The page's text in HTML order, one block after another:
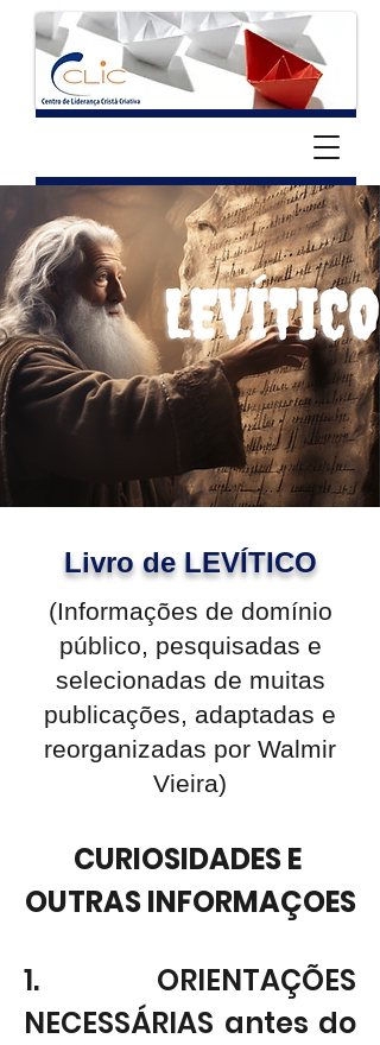
Livro de LEVÍTICO
(Informações de domínio
público, pesquisadas e
selecionadas de muitas
publicações, adaptadas e
reorganizadas por Walmir
Vieira)
CURIOSIDADES E
OUTRAS INFORMAÇOES
1. ORIENTAÇÕES
NECESSÁRIAS antes do